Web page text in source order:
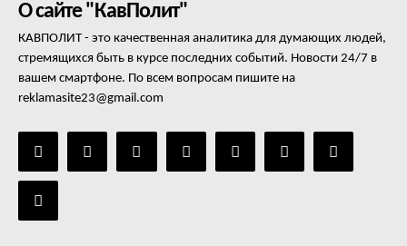
О сайте "КавПолит"
КАВПОЛИТ - это качественная аналитика для думающих людей,
стремящихся быть в курсе последних событий. Новости 24/7 в
вашем смартфоне. По всем вопросам пишите на
reklamasite23@gmail.com